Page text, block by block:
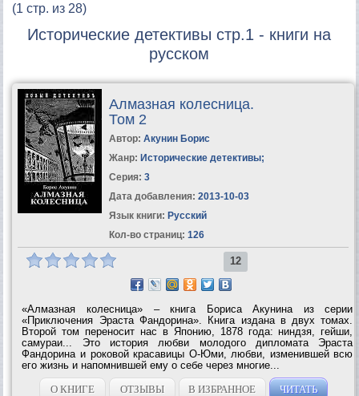
(1 стр. из 28)
Исторические детективы стр.1 - книги на
русском
Алмазная колесница.
Том 2
Автор: Акунин Борис
Жанр: Исторические детективы;
Серия: 3
Дата добавления: 2013-10-03
Язык книги: Русский
Кол-во страниц: 126
12
«Алмазная колесница» – книга Бориса Акунина из серии
«Приключения Эраста Фандорина». Книга издана в двух томах.
Второй том переносит нас в Японию, 1878 года: ниндзя, гейши,
самураи... Это история любви молодого дипломата Эраста
Фандорина и роковой красавицы О-Юми, любви, изменившей всю
его жизнь и напомнившей ему о себе через многие...
О КНИГЕ
ОТЗЫВЫ В ИЗБРАННОЕ ЧИТАТЬ